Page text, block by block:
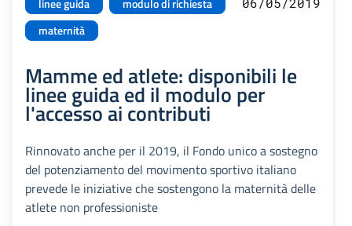
linee guida
modulo di richiesta
maternità
Mamme ed atlete: disponibili le
linee guida ed il modulo per
l'accesso ai contributi
Rinnovato anche per il 2019, il Fondo unico a sostegno
del potenziamento del movimento sportivo italiano
prevede le iniziative che sostengono la maternità delle
atlete non professioniste